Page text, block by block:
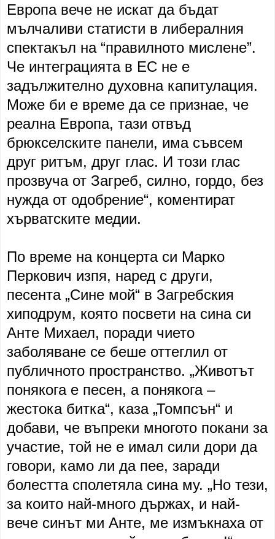
Европа вече не искат да бъдат
мълчаливи статисти в либералния
спектакъл на “правилното мислене”.
Че интеграцията в ЕС не е
задължително духовна капитулация.
Може би е време да се признае, че
реална Европа, тази отвъд
брюкселските панели, има съвсем
друг ритъм, друг глас. И този глас
прозвуча от Загреб, силно, гордо, без
нужда от одобрение“, коментират
хърватските медии.
По време на концерта си Марко
Перкович изпя, наред с други,
песента „Сине мой“ в Загребския
хиподрум, която посвети на сина си
Анте Михаел, поради чието
заболяване се беше оттеглил от
публичното пространство. „Животът
понякога е песен, а понякога –
жестока битка“, каза „Томпсън“ и
добави, че въпреки многото покани за
участие, той не е имал сили дори да
говори, камо ли да пее, заради
болестта сполетяла сина му. „Но тези,
за които най-много държах, и най-
вече синът ми Анте, ме измъкнаха от